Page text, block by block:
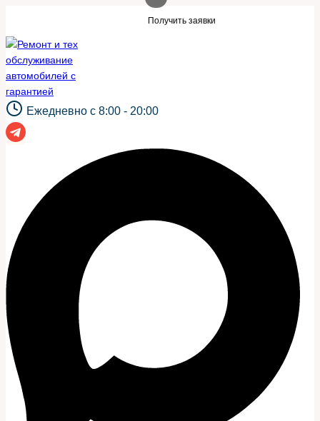
содержимому
Нужны заявки для
Ежедневно с 8:00 - 20:00